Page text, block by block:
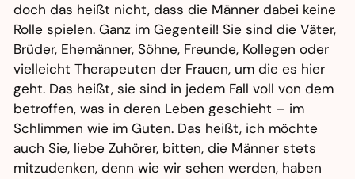
doch das heißt nicht, dass die Männer dabei keine
Rolle spielen. Ganz im Gegenteil! Sie sind die Väter,
Brüder, Ehemänner, Söhne, Freunde, Kollegen oder
vielleicht Therapeuten der Frauen, um die es hier
geht. Das heißt, sie sind in jedem Fall voll von dem
betroffen, was in deren Leben geschieht – im
Schlimmen wie im Guten. Das heißt, ich möchte
auch Sie, liebe Zuhörer, bitten, die Männer stets
mitzudenken, denn wie wir sehen werden, haben